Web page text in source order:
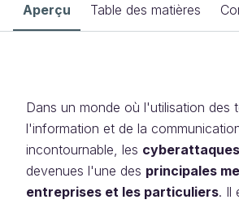
Aperçu Table des matières
Dans un monde où l'utilisation des
l'information et de la
incontournable, les cyberattaques
devenues l'une des principales
entreprises et les particuliers. Il